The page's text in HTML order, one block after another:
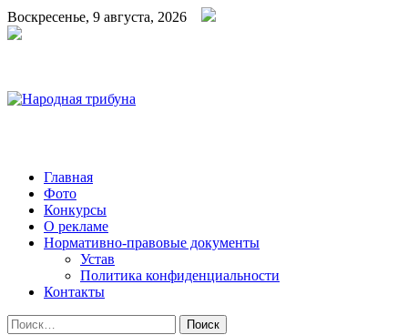
Воскресенье, 9 августа, 2026
Народная трибуна
Калининская районная газета
Главная
Фото
Конкурсы
О рекламе
Нормативно-правовые документы
Устав
Политика конфиденциальности
Контакты
Найти: